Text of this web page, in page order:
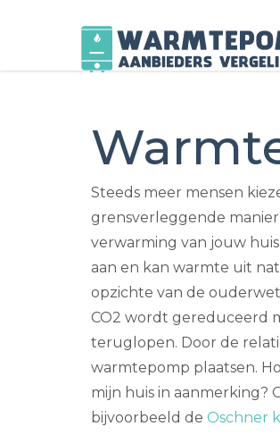
Steeds meer mensen
grensverleggende
verwarming van jouw
aan en kan warmte uit
opzichte van de
CO2 wordt gereduceerd
teruglopen. Door de
warmtepomp plaatsen.
mijn huis in aanmerking?
bijvoorbeeld de Oschner